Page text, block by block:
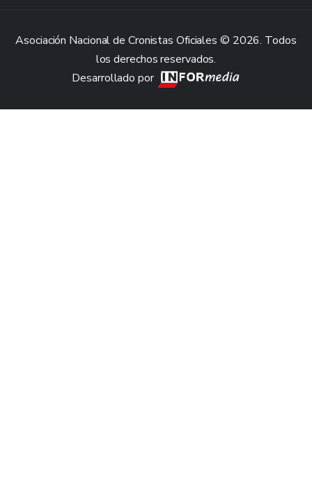
Asociación Nacional de Cronistas Oficiales © 2026. Todos
los derechos reservados.
Desarrollado por